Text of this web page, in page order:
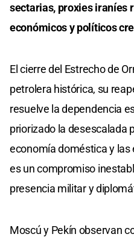
sectarias, proxies iraníes
económicos y políticos
El cierre del Estrecho de
petrolera histórica, su
resuelve la dependencia
priorizado la desescalada
economía doméstica y las
es un compromiso
presencia militar y
Moscú y Pekín observan